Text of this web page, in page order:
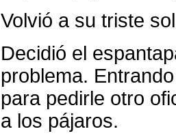
Volvió a su triste
Decidió el
problema.
para pedirle otro
a los pájaros.